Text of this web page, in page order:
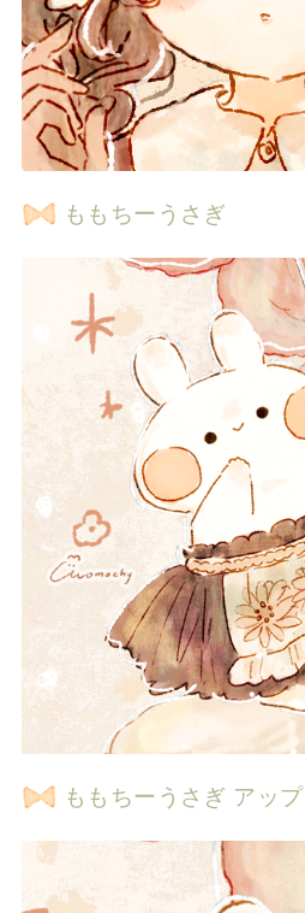
ももちーうさぎ
ももちーうさぎ アップ